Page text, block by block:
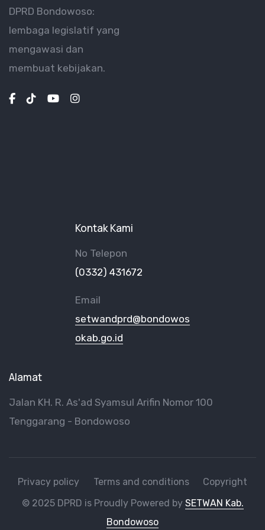
DPRD Bondowoso:
lembaga legislatif yang
mengawasi dan
membuat kebijakan.
Kontak Kami
No Telepon
(0332) 431672
Email
setwandprd@bondowos
okab.go.id
Alamat
Jalan KH. R. As'ad Syamsul Arifin Nomor 100
Tenggarang - Bondowoso
© 2025 DPRD is Proudly Powered by SETWAN Kab.
Bondowoso
Privacy policy Terms and conditions Copyright